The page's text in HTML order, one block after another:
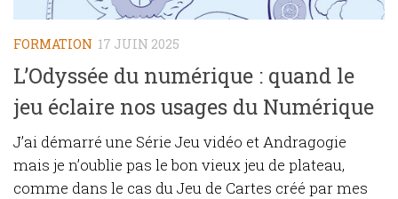
FORMATION 17 JUIN 2025
L’Odyssée du numérique : quand le
jeu éclaire nos usages du Numérique
J’ai démarré une Série Jeu vidéo et Andragogie
mais je n’oublie pas le bon vieux jeu de plateau,
comme dans le cas du Jeu de Cartes créé par mes